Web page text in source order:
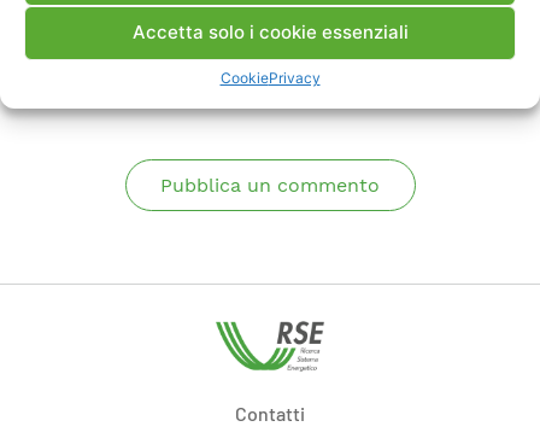
Accetta solo i cookie essenziali
CookiePrivacy
Commenti
Pubblica un commento
Contatti